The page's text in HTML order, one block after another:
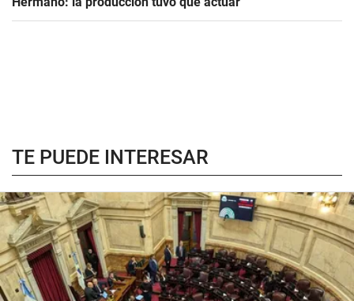
TE PUEDE INTERESAR